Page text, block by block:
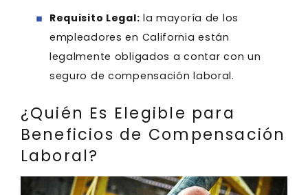
Requisito Legal: la mayoría de los
empleadores en California están
legalmente obligados a contar con un
seguro de compensación laboral.
¿Quién Es Elegible para
Beneficios de Compensación
Laboral?